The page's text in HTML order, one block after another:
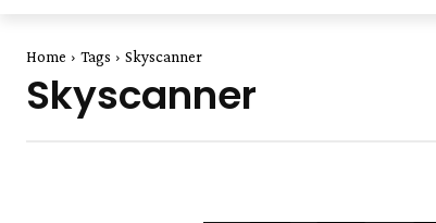
Home Tags Skyscanner
Skyscanner